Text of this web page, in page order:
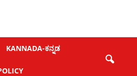
KANNADA-ಕನ್ನಡ